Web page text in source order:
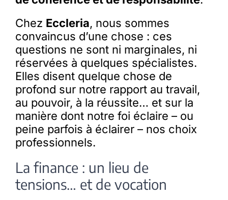
Chez Eccleria, nous sommes
convaincus d’une chose : ces
questions ne sont ni marginales, ni
réservées à quelques spécialistes.
Elles disent quelque chose de
profond sur notre rapport au travail,
au pouvoir, à la réussite… et sur la
manière dont notre foi éclaire – ou
peine parfois à éclairer – nos choix
professionnels.
La finance : un lieu de
tensions… et de vocation